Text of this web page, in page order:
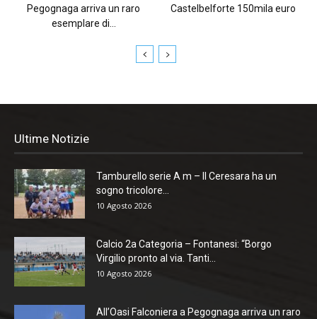
Pegognaga arriva un raro
esemplare di...
Castelbelforte 150mila euro
Ultime Notizie
Tamburello serie A m – Il Ceresara ha un
sogno tricolore...
10 Agosto 2026
Calcio 2a Categoria – Fontanesi: “Borgo
Virgilio pronto al via. Tanti...
10 Agosto 2026
All’Oasi Falconiera a Pegognaga arriva un raro